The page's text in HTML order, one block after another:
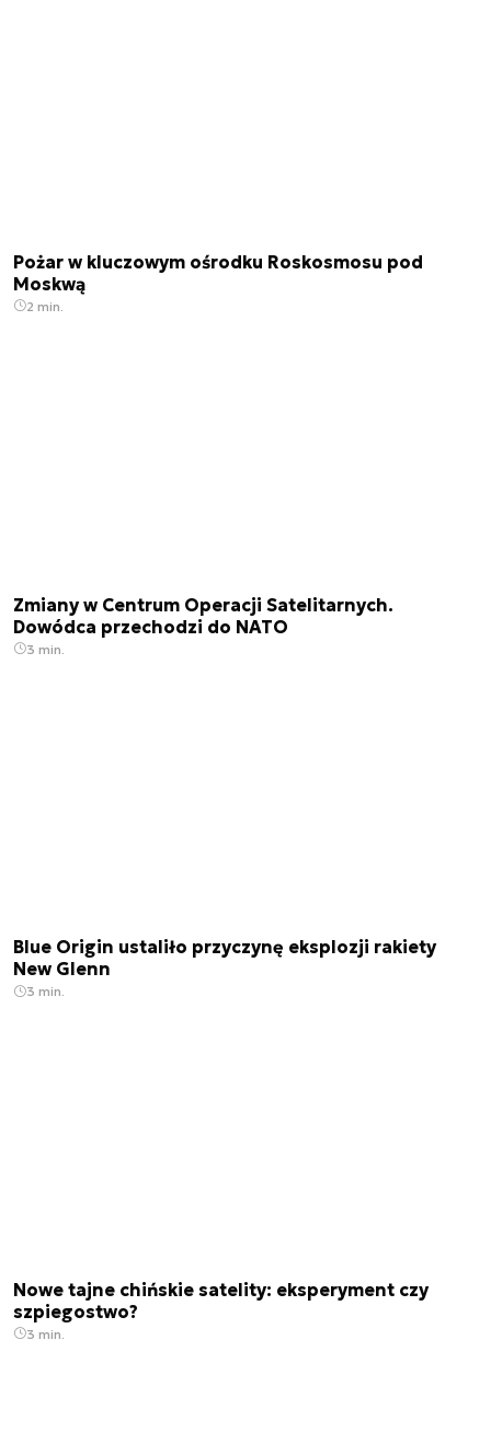
Pożar w kluczowym ośrodku Roskosmosu pod
Moskwą
2 min.
Zmiany w Centrum Operacji Satelitarnych.
Dowódca przechodzi do NATO
3 min.
Blue Origin ustaliło przyczynę eksplozji rakiety
New Glenn
3 min.
Nowe tajne chińskie satelity: eksperyment czy
szpiegostwo?
3 min.